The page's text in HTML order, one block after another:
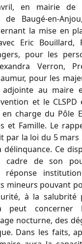
en mairie de
de Baugé-en-
la mise en
Eric
pour les
Verron,
pour les
adjointe au maire
et le CLSPD
charge du Pôle
et Famille. Le
par la loi du 5 mars
délinquance. Ce
cadre de son
réponse
mineurs pouvant
à la salubrité
peut
nocturne, des
Dans les faits,